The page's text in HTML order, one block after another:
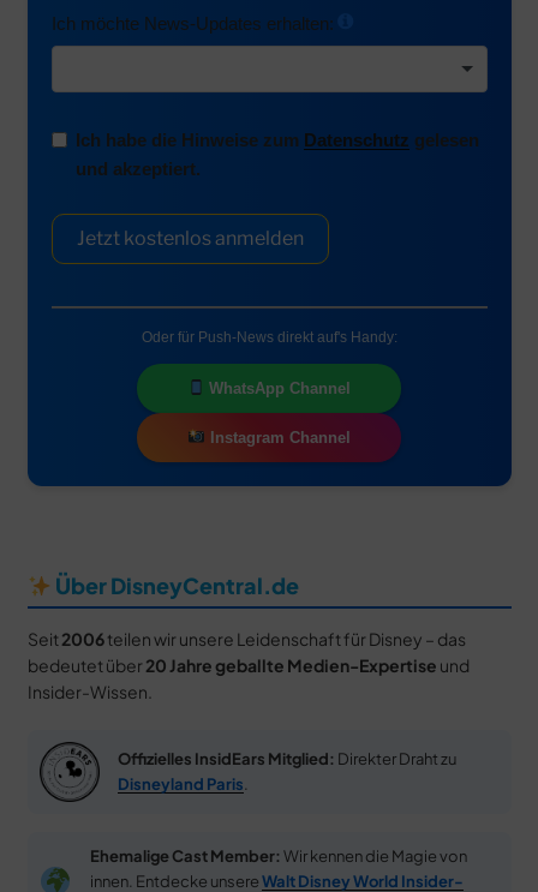
Ich möchte News-Updates erhalten:
Ich habe die Hinweise zum Datenschutz gelesen
und akzeptiert.
Jetzt kostenlos anmelden
Oder für Push-News direkt auf's Handy:
WhatsApp Channel
Instagram Channel
Über DisneyCentral.de
Seit 2006teilen wir unsere Leidenschaft für Disney – das
bedeutet über 20 Jahre geballte Medien-Expertise und
Insider-Wissen.
Offizielles InsidEars Mitglied: Direkter Draht zu
Disneyland Paris
Ehemalige Cast Member: Wir kennen die Magie von
innen. Entdecke unsereWalt Disney World Insider-